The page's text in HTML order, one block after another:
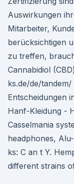
Auswirkungen
Mitarbeiter,
berücksichtigen
zu treffen,
Cannabidiol
ks.de/de/
Entscheidungen
Hanf-Kleidung -
Casselmania
headphones,
ks: C an t Y.
different strains